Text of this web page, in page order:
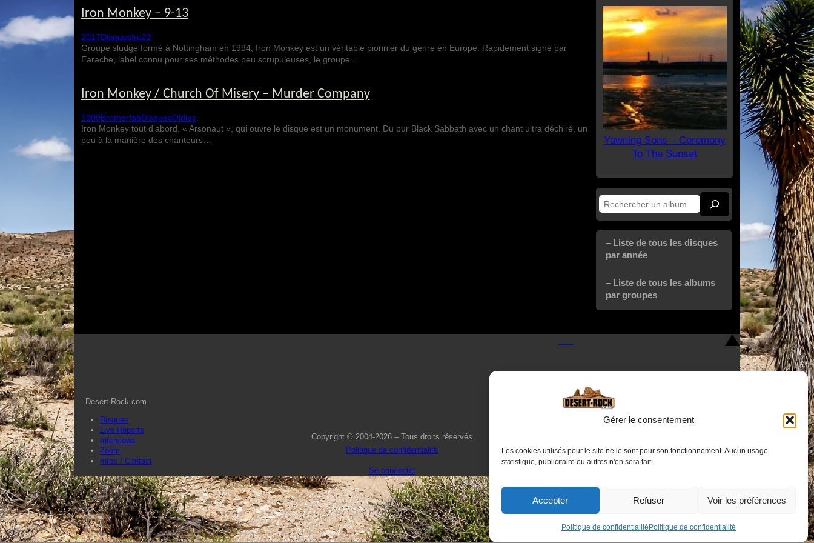
Gérer le consentement
Les cookies utilisés pour le site ne le sont pour son fonctionnement. Aucun usage
statistique, publicitaire ou autres n'en sera fait.
Accepter Refuser Voir les préférences
Politique de confidentialité Politique de confidentialité
Iron Monkey – 9-13
2017DisquesIro22
Groupe sludge formé à Nottingham en 1994, Iron Monkey est un véritable pionnier du genre en Europe. Rapidement signé par
Earache, label connu pour ses méthodes peu scrupuleuses, le groupe…
Iron Monkey / Church Of Misery – Murder Company
1999BrotherfabDisquesOldies
Iron Monkey tout d’abord. « Arsonaut », qui ouvre le disque est un monument. Du pur Black Sabbath avec un chant ultra déchiré, un
peu à la manière des chanteurs…
Yawning Sons – Ceremony
To The Sunset
Rechercher
– Liste de tous les disques
par année
– Liste de tous les albums
par groupes
Desert-Rock.com
Disques
Live Reports
Interviews
Zoom
Infos / Contact
Copyright © 2004-2026 – Tous droits réservés
Politique de confidentialité
Se connecter
Nous contacter